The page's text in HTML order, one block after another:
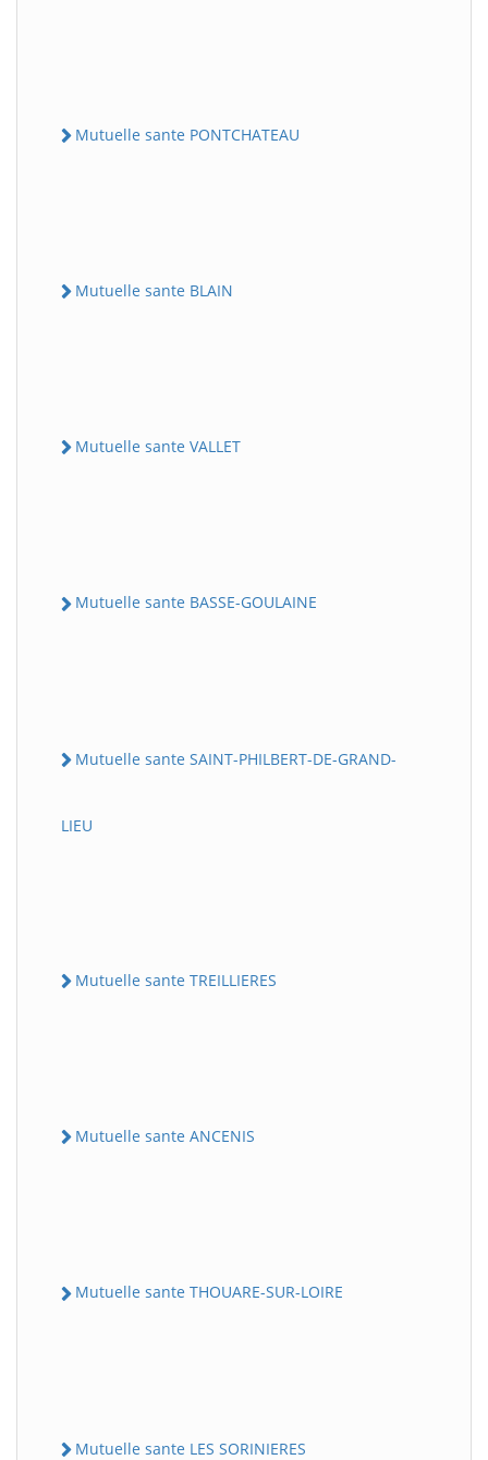
Mutuelle sante PONTCHATEAU
Mutuelle sante BLAIN
Mutuelle sante VALLET
Mutuelle sante BASSE-GOULAINE
Mutuelle sante SAINT-PHILBERT-DE-GRAND-
LIEU
Mutuelle sante TREILLIERES
Mutuelle sante ANCENIS
Mutuelle sante THOUARE-SUR-LOIRE
Mutuelle sante LES SORINIERES